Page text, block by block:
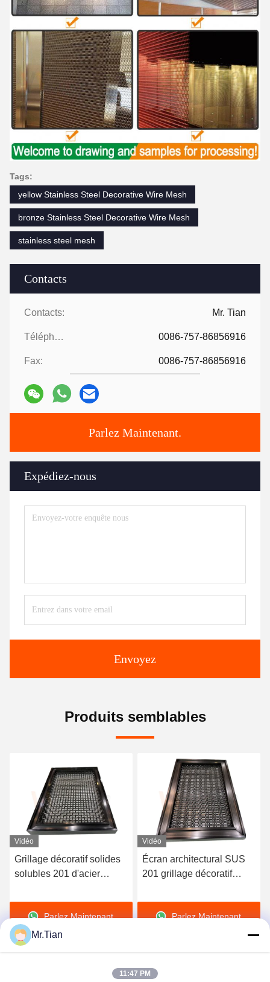
Contacts
Contacts: Mr. Tian
Téléphone: 0086-757-86856916
Fax: 0086-757-86856916
Parlez Maintenant.
Expédiez-nous
Envoyez
Tags:
yellow Stainless Steel Decorative Wire Mesh
bronze Stainless Steel Decorative Wire Mesh
stainless steel mesh
Produits semblables
Vidéo
Écran architectural SUS
201 grillage décoratif
316
Parlez Maintenant.
Vidéo
Grillage décoratif flexible
0.4-8mm d'acier
pour la façade de centre
commercialParlez Maintenant.
Mr.Tian
11:47 PM